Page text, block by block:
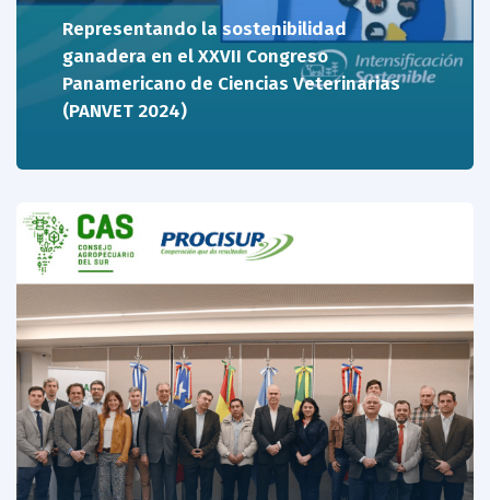
Representando la sostenibilidad
ganadera en el XXVII Congreso
Panamericano de Ciencias Veterinarias
(PANVET 2024)